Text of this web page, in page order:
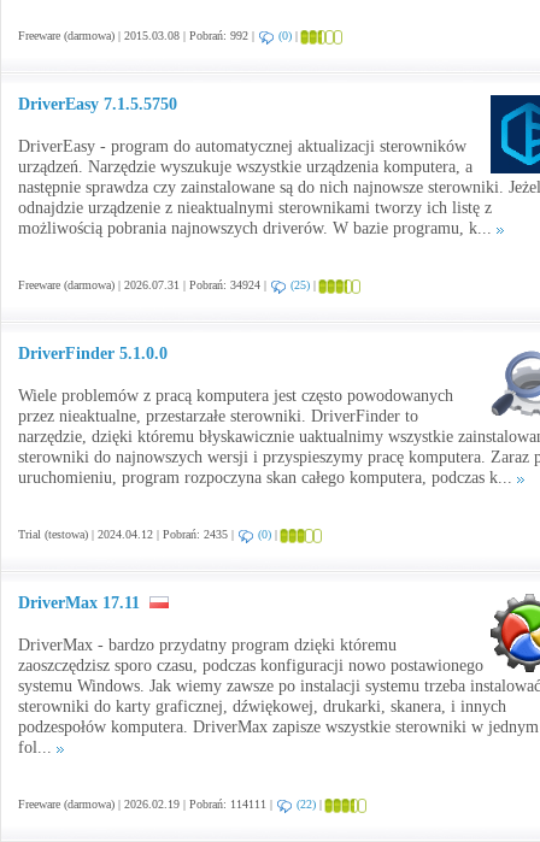
Freeware (darmowa) | 2015.03.08 | Pobrań: 992 | (0) |
DriverEasy 7.1.5.5750
DriverEasy - program do automatycznej aktualizacji sterowników
urządzeń. Narzędzie wyszukuje wszystkie urządzenia komputera, a
następnie sprawdza czy zainstalowane są do nich najnowsze sterowniki.
odnajdzie urządzenie z nieaktualnymi sterownikami tworzy ich listę z
możliwością pobrania najnowszych driverów. W bazie programu, k...
Freeware (darmowa) | 2026.07.31 | Pobrań: 34924 | (25) |
DriverFinder 5.1.0.0
Wiele problemów z pracą komputera jest często powodowanych
przez nieaktualne, przestarzałe sterowniki. DriverFinder to
narzędzie, dzięki któremu błyskawicznie uaktualnimy wszystkie
sterowniki do najnowszych wersji i przyspieszymy pracę komputera. Zaraz
uruchomieniu, program rozpoczyna skan całego komputera, podczas k...
Trial (testowa) | 2024.04.12 | Pobrań: 2435 | (0) |
DriverMax 17.11
DriverMax - bardzo przydatny program dzięki któremu
zaoszczędzisz sporo czasu, podczas konfiguracji nowo postawionego
systemu Windows. Jak wiemy zawsze po instalacji systemu trzeba instalować
sterowniki do karty graficznej, dźwiękowej, drukarki, skanera, i innych
podzespołów komputera. DriverMax zapisze wszystkie sterowniki w jednym
fol...
Freeware (darmowa) | 2026.02.19 | Pobrań: 114111 | (22) |